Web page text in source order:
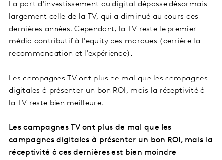
La part d'investissement du digital dépasse désormais
largement celle de la TV, qui a diminué au cours des
dernières années. Cependant, la TV reste le premier
média contributif à l'equity des marques (derrière la
recommandation et l'expérience).
Les campagnes TV ont plus de mal que les campagnes
digitales à présenter un bon ROI, mais la réceptivité à
la TV reste bien meilleure.
Les campagnes TV ont plus de mal que les
campagnes digitales à présenter un bon ROI, mais la
réceptivité à ces dernières est bien moindre